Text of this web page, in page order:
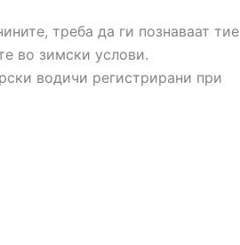
треба да ги познаваат тие
во зимски услови.
водичи регистрирани при